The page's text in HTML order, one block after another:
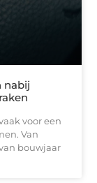
nabij
voor een
Van
bouwjaar